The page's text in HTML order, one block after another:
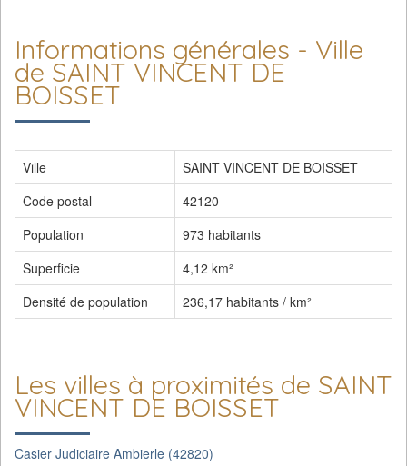
Informations générales - Ville
de SAINT VINCENT DE
BOISSET
Ville
SAINT VINCENT DE BOISSET
Code postal
42120
Population
973 habitants
Superficie
4,12 km²
Densité de population
236,17 habitants / km²
Les villes à proximités de SAINT
VINCENT DE BOISSET
Casier Judiciaire Ambierle (42820)